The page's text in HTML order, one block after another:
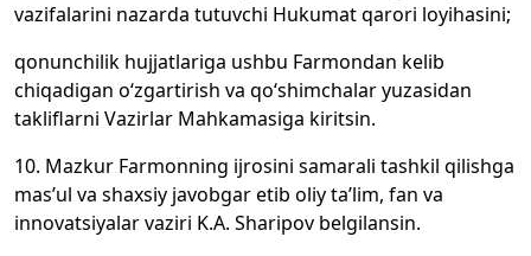
vazifalarini nazarda tutuvchi Hukumat qarori loyihasini;
qonunchilik hujjatlariga ushbu Farmondan kelib
chiqadigan o‘zgartirish va qo‘shimchalar yuzasidan
takliflarni Vazirlar Mahkamasiga kiritsin.
10. Mazkur Farmonning ijrosini samarali tashkil qilishga
mas’ul va shaxsiy javobgar etib oliy ta’lim, fan va
innovatsiyalar vaziri K.A. Sharipov belgilansin.